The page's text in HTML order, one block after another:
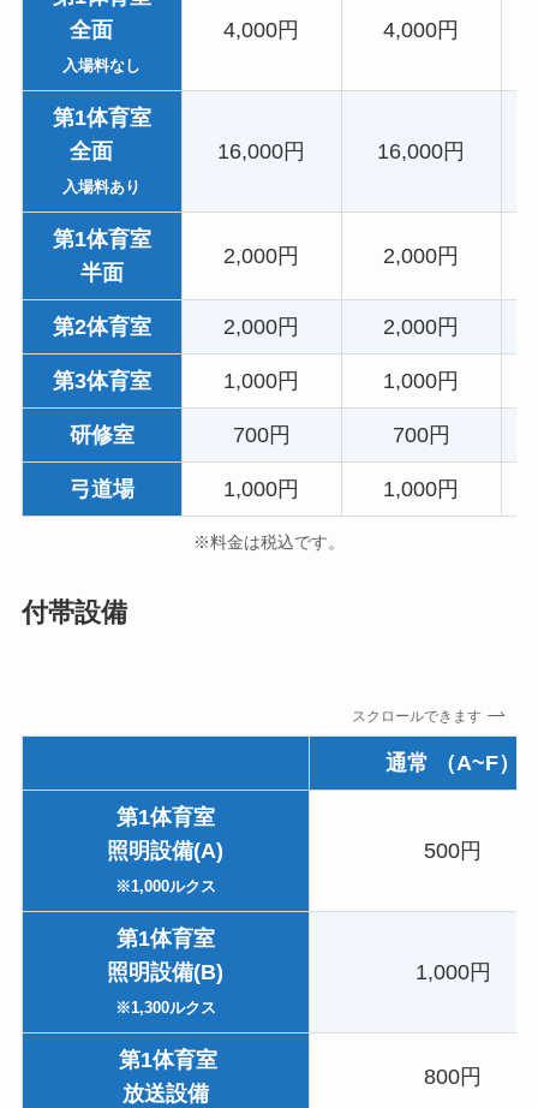
全面
入場料なし
4,000円 4,000円
第1体育室
全面
入場料あり
16,000円 16,000円
第1体育室
半面
2,000円 2,000円
第2体育室 2,000円 2,000円
第3体育室 1,000円 1,000円
研修室 700円 700円
弓道場 1,000円 1,000円
※料金は税込です。
付帯設備
スクロールできます
通常 （A~F）
第1体育室
照明設備(A)
※1,000ルクス
500円
第1体育室
照明設備(B)
※1,300ルクス
1,000円
第1体育室
放送設備
800円